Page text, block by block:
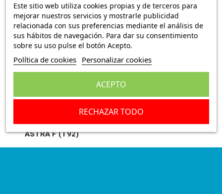
Detalles del producto
Valoraciones (0)
Juego soporte motor tapa Opel Astra F Opel
Corsa B Opel Omega B Opel Tigra Opel Vectra B
OEM: 90412865
Recambio no original, de nueva fabricación
ASTRA F (T92)
Este sitio web utiliza cookies propias y de terceros para
mejorar nuestros servicios y mostrarle publicidad
relacionada con sus preferencias mediante el análisis de
sus hábitos de navegación. Para dar su consentimiento
sobre su uso pulse el botón Acepto.
Política de cookies Personalizar cookies
RECHAZAR TODO
ACEPTO